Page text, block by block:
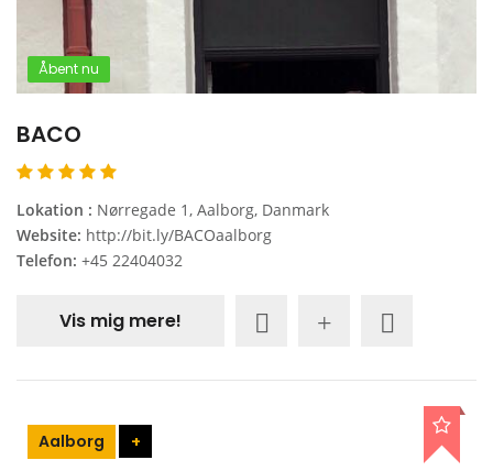
Åbent nu
BACO
Lokation : Nørregade 1, Aalborg, Danmark
Website: http://bit.ly/BACOaalborg
Telefon: +45 22404032
Vis mig mere!
Aalborg +